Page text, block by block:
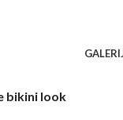
bikini look